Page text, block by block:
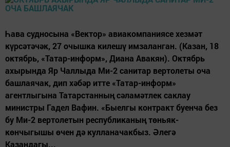
Һава судносына «Вектор» авиакомпаниясе хезмәт
күрсәтәчәк, 27 очышка килешү имзаланган. (Казан, 18
октябрь, «Татар-информ», Диана Авакян). Октябрь
ахырында Яр Чаллыда Ми-2 санитар вертолеты оча
башлаячак, дип хәбәр итте «Татар-информ»
агентлыгына Татарстанның сәламәтлек саклау
министры Гадел Вафин. «Быелгы контракт буенча без
бу Ми-2 вертолетын республиканың төньяк-
көнчыгышы өчен дә кулланачакбыз. Әлегә
Казандагы...